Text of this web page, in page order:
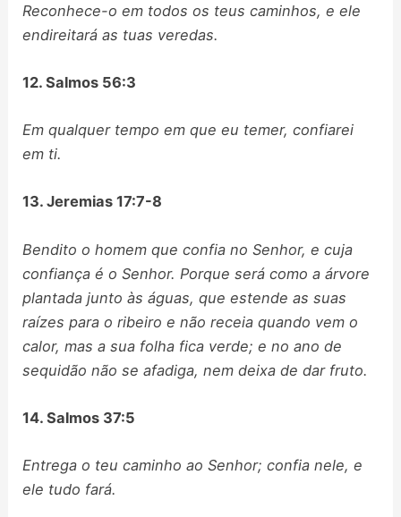
Reconhece-o em todos os teus caminhos, e ele
endireitará as tuas veredas.
12. Salmos 56:3
Em qualquer tempo em que eu temer, confiarei
em ti.
13. Jeremias 17:7-8
Bendito o homem que confia no Senhor, e cuja
confiança é o Senhor. Porque será como a árvore
plantada junto às águas, que estende as suas
raízes para o ribeiro e não receia quando vem o
calor, mas a sua folha fica verde; e no ano de
sequidão não se afadiga, nem deixa de dar fruto.
14. Salmos 37:5
Entrega o teu caminho ao Senhor; confia nele, e
ele tudo fará.